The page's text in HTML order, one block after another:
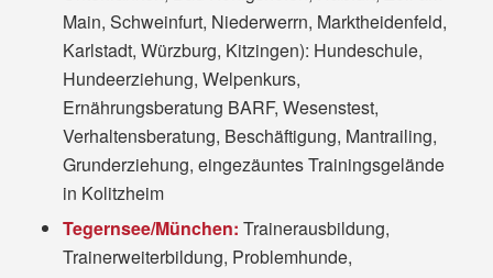
Main, Schweinfurt, Niederwerrn, Marktheidenfeld,
Karlstadt, Würzburg, Kitzingen): Hundeschule,
Hundeerziehung, Welpenkurs,
Ernährungsberatung BARF, Wesenstest,
Verhaltensberatung, Beschäftigung, Mantrailing,
Grunderziehung, eingezäuntes Trainingsgelände
in Kolitzheim
Tegernsee/München: Trainerausbildung,
Trainerweiterbildung, Problemhunde,